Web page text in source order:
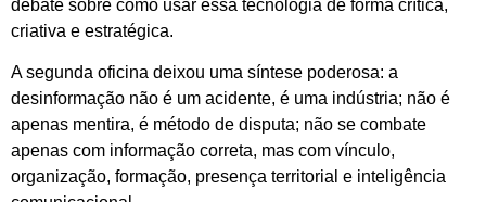
debate sobre como usar essa tecnologia de forma crítica,
criativa e estratégica.
A segunda oficina deixou uma síntese poderosa: a
desinformação não é um acidente, é uma indústria; não é
apenas mentira, é método de disputa; não se combate
apenas com informação correta, mas com vínculo,
organização, formação, presença territorial e inteligência